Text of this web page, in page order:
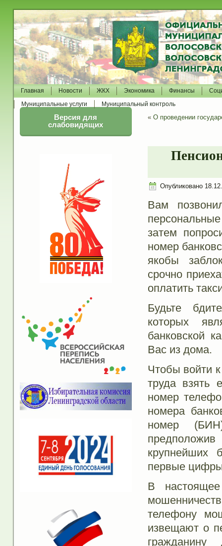
Главная Новости ЖКХ Экономика Финансы
Муниципальные услуги
Муниципальный контроль
Версия для
слабовидящих
« О проведении
Опубликовано
Вам
затем
номер
якобы
срочно
оплатить
Будьте
которых
банковской
Вас из дома.
Чтобы войти
труда взять
номер
номера
номер
крупнейших
первые
В
телефону
извещают о